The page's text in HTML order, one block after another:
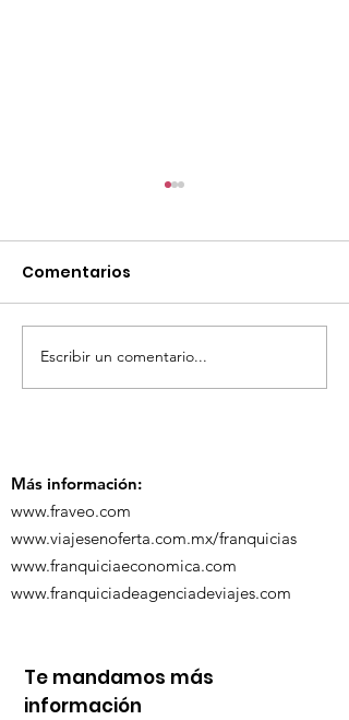
TourTravelynByFraveo
participó en la
Comentarios
Escribir un comentario...
Más información:
www.fraveo.com
www.viajesenoferta.com.mx/franquicias
www.franquiciaeconomica.com
www.franquiciadeagenciadeviajes.com
Te mandamos más
información